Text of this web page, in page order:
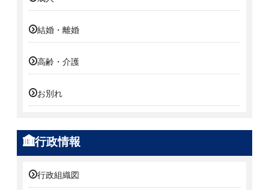
結婚・離婚
高齢・介護
お別れ
行政情報
行政組織図